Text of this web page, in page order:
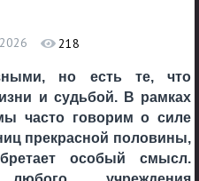
218
но есть те, что
и судьбой. В рамках
часто говорим о силе
прекрасной половины,
особый смысл.